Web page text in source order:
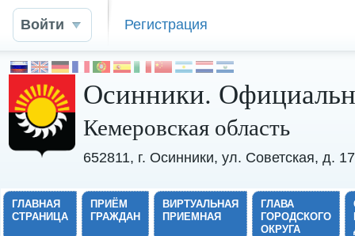
Войти Регистрация
Осинники.
Кемеровская область
652811, г. Осинники, ул. Советская, д.
ГЛАВНАЯ
СТРАНИЦА
ПРИЁМ
ГРАЖДАН
ВИРТУАЛЬНАЯ
ПРИЕМНАЯ
ГЛАВА
ГОРОДСКОГО
ОКРУГА